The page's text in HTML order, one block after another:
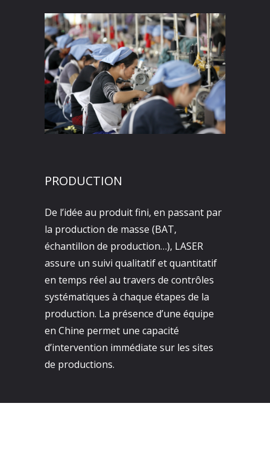
PRODUCTION
De l’idée au produit fini, en passant par
la production de masse (BAT,
échantillon de production…), LASER
assure un suivi qualitatif et quantitatif
en temps réel au travers de contrôles
systématiques à chaque étapes de la
production. La présence d’une équipe
en Chine permet une capacité
d’intervention immédiate sur les sites
de productions.